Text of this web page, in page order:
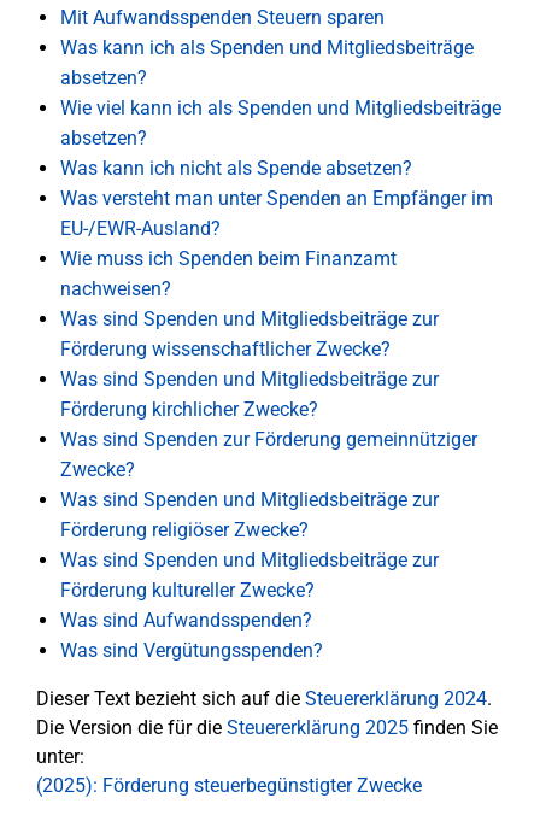
Mit Aufwandsspenden Steuern sparen
Was kann ich als Spenden und Mitgliedsbeiträge
absetzen?
Wie viel kann ich als Spenden und Mitgliedsbeiträge
absetzen?
Was kann ich nicht als Spende absetzen?
Was versteht man unter Spenden an Empfänger im
EU-/EWR-Ausland?
Wie muss ich Spenden beim Finanzamt
nachweisen?
Was sind Spenden und Mitgliedsbeiträge zur
Förderung wissenschaftlicher Zwecke?
Was sind Spenden und Mitgliedsbeiträge zur
Förderung kirchlicher Zwecke?
Was sind Spenden zur Förderung gemeinnütziger
Zwecke?
Was sind Spenden und Mitgliedsbeiträge zur
Förderung religiöser Zwecke?
Was sind Spenden und Mitgliedsbeiträge zur
Förderung kultureller Zwecke?
Was sind Aufwandsspenden?
Was sind Vergütungsspenden?
Dieser Text bezieht sich auf die Steuererklärung 2024.
Die Version die für die Steuererklärung 2025 finden Sie
unter:
(2025): Förderung steuerbegünstigter Zwecke